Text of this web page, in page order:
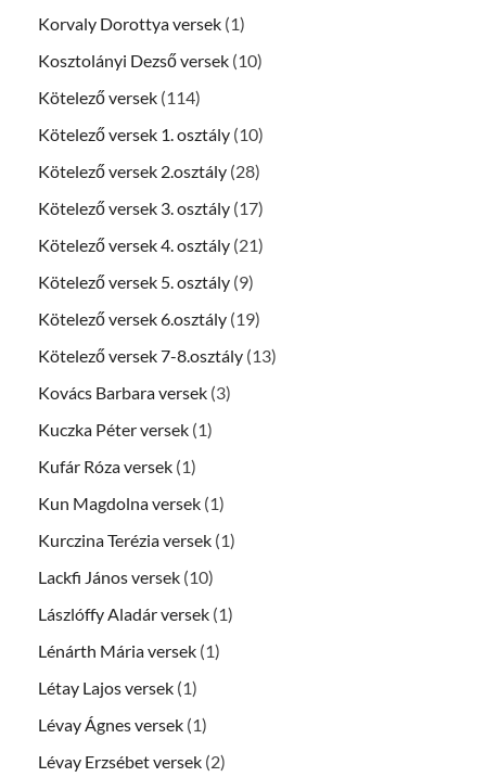
Korvaly Dorottya versek (1)
Kosztolányi Dezső versek (10)
Kötelező versek (114)
Kötelező versek 1. osztály (10)
Kötelező versek 2.osztály (28)
Kötelező versek 3. osztály (17)
Kötelező versek 4. osztály (21)
Kötelező versek 5. osztály (9)
Kötelező versek 6.osztály (19)
Kötelező versek 7-8.osztály (13)
Kovács Barbara versek (3)
Kuczka Péter versek (1)
Kufár Róza versek (1)
Kun Magdolna versek (1)
Kurczina Terézia versek (1)
Lackfi János versek (10)
Lászlóffy Aladár versek (1)
Lénárth Mária versek (1)
Létay Lajos versek (1)
Lévay Ágnes versek (1)
Lévay Erzsébet versek (2)